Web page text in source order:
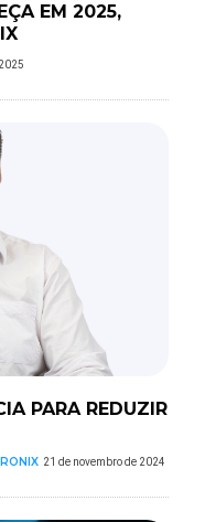
EM 2025,
PARA REDUZIR
21 de novembro de 2024